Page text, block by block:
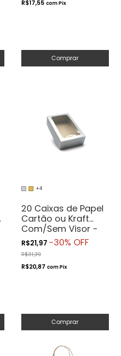
R$17,55 comPix
Comprar
+4
20 Caixas de Papel
Cartão ou Kraft
Com/Sem Visor -
19x12x5 - Para
Presentes.
Cosméticos ou
Artesanatos
R$21,97 -30% OFF
R$31,39
R$20,87 comPix
Comprar